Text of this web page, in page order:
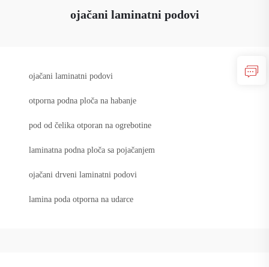
ojačani laminatni podovi
ojačani laminatni podovi
otporna podna ploča na habanje
pod od čelika otporan na ogrebotine
laminatna podna ploča sa pojačanjem
ojačani drveni laminatni podovi
lamina poda otporna na udarce